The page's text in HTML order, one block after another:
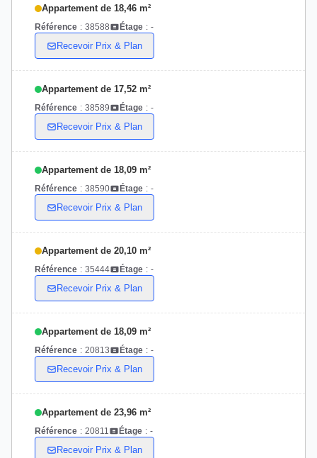
Appartement de 18,46 m²
Référence : 38588 Étage : -
Recevoir Prix & Plan
Appartement de 17,52 m²
Référence : 38589 Étage : -
Recevoir Prix & Plan
Appartement de 18,09 m²
Référence : 38590 Étage : -
Recevoir Prix & Plan
Appartement de 20,10 m²
Référence : 35444 Étage : -
Recevoir Prix & Plan
Appartement de 18,09 m²
Référence : 20813 Étage : -
Recevoir Prix & Plan
Appartement de 23,96 m²
Référence : 20811 Étage : -
Recevoir Prix & Plan